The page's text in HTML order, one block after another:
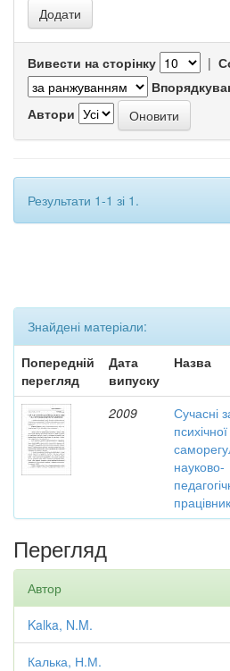
Вивести на сторінку |
Автори
Результати 1-1 зі 1.
Знайдені матеріали:
Попередній
перегляд
Дата
випуску
Назва
2009
Сучасні
психічної
науково-
Перегляд
Автор
Kalka, N.M.
Калька, Н.М.